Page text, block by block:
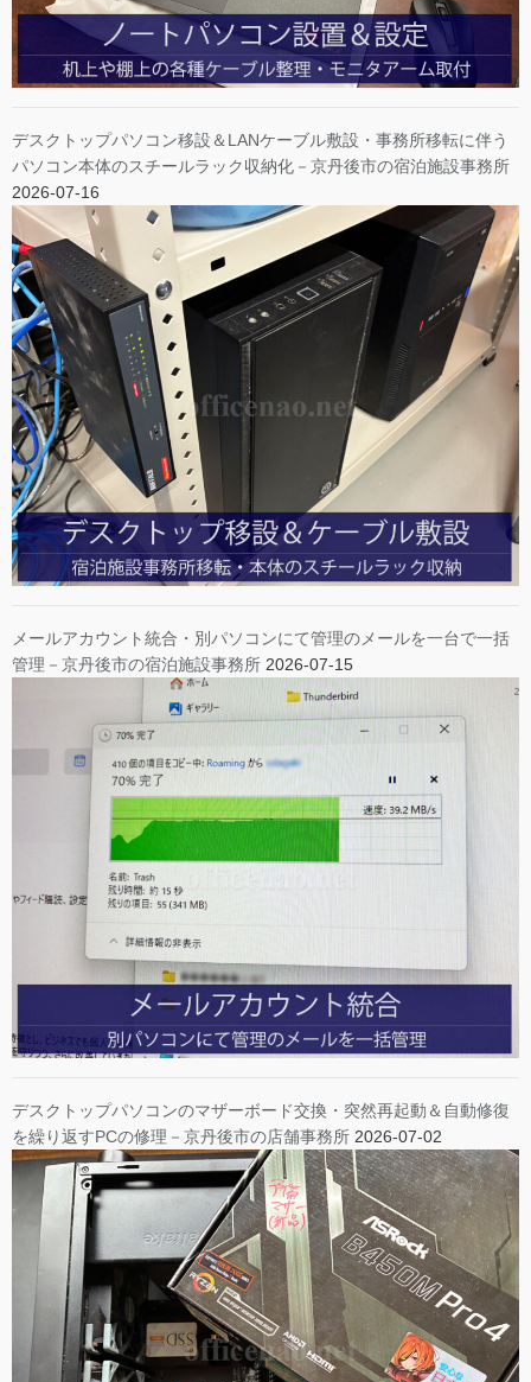
デスクトップパソコン移設＆LANケーブル敷設・事務所移転に伴う
パソコン本体のスチールラック収納化－京丹後市の宿泊施設事務所
2026-07-16
メールアカウント統合・別パソコンにて管理のメールを一台で一括
管理－京丹後市の宿泊施設事務所 2026-07-15
デスクトップパソコンのマザーボード交換・突然再起動＆自動修復
を繰り返すPCの修理－京丹後市の店舗事務所 2026-07-02